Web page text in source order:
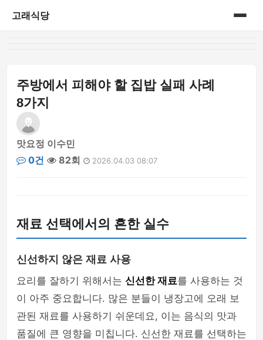
고래식당
주방에서 피해야 할 집밥 실패 사례
8가지
맛요정 이수민
0건
82회 2026.04.03 08:07
재료 선택에서의 흔한 실수
신선하지 않은 재료 사용
요리를 잘하기 위해서는 신선한 재료를 사용하는 것
이 아주 중요합니다. 많은 분들이 냉장고에 오래 보
관된 재료를 사용하기 쉬운데요, 이는 음식의 맛과
품질에 큰 영향을 미칩니다. 신선한 재료를 선택하는